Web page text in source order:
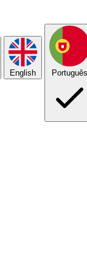
English Português